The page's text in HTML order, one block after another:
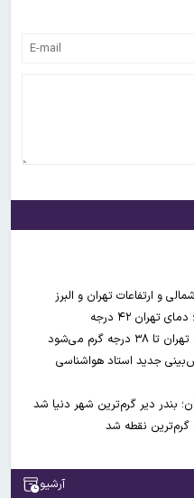
و ارتفاعات تهران و البرز
۴۲ درجه
جدید استاد هواشناسی
آرشیو